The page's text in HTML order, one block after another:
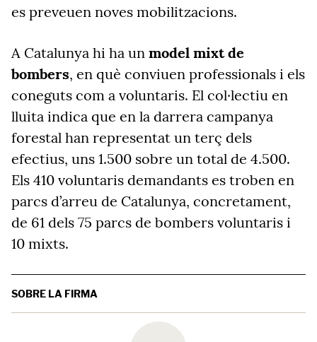
es preveuen noves mobilitzacions.
A Catalunya hi ha un model mixt de
bombers, en què conviuen professionals i els
coneguts com a voluntaris. El col·lectiu en
lluita indica que en la darrera campanya
forestal han representat un terç dels
efectius, uns 1.500 sobre un total de 4.500.
Els 410 voluntaris demandants es troben en
parcs d’arreu de Catalunya, concretament,
de 61 dels 75 parcs de bombers voluntaris i
10 mixts.
SOBRE LA FIRMA